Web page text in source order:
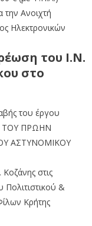
την Ανοιχτή
Ηλεκτρονικών
του Ι.Ν.
στο
του έργου
ΤΟΥ ΠΡΩΗΝ
ΑΣΤΥΝΟΜΙΚΟΥ
στις
Πολιτιστικού &
Κρήτης